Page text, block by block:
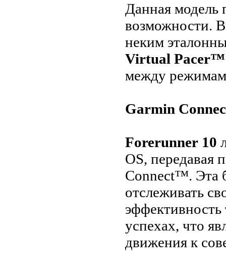
Данная модель
возможности.
неким
Virtual Pacer™
между
Garmin
Forerunner 10
OS, передавая
Connect™. Эта
отслеживать
успехах, что
движения к